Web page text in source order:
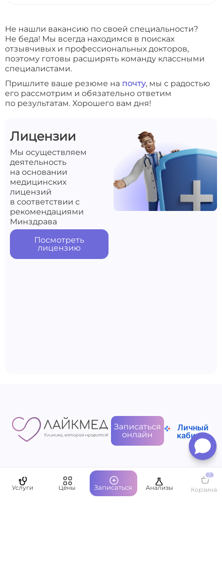
Не нашли вакансию по своей специальности?
Не беда! Мы всегда находимся в поисках
отзывчивых и профессиональных докторов,
поэтому готовы расширять команду классными
специалистами.
Пришлите ваше резюме на почту, мы с радостью
его рассмотрим и обязательно ответим
по результатам. Хорошего вам дня!
Лицензии
Мы осуществляем
деятельность
на основании
медицинских
лицензий
в соответствии с
рекомендациями
Минздрава
Посмотреть
лицензию
Записаться
онлайн
Личный
кабинет
Пациентам
Услуги Цены Записаться Анализы
0
Корзина